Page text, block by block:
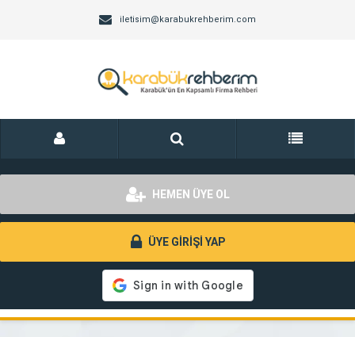
iletisim@karabukrehberim.com
HEMEN ÜYE OL
ÜYE GİRİŞİ YAP